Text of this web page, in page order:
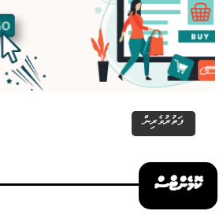
ފަތުރުވެރިން
ކޮމެންޓްސް